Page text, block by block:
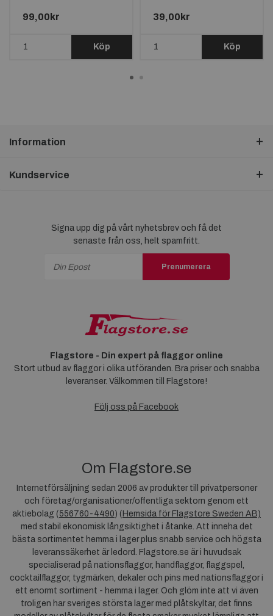
HANDFLAGGA
99,00kr
Köp
HANDFLAGGA
39,00kr
Köp
Information
Kundservice
Signa upp dig på vårt nyhetsbrev och få det
senaste från oss, helt spamfritt.
Prenumerera
Flagstore - Din expert på flaggor online
Stort utbud av flaggor i olika utföranden. Bra priser och snabba
leveranser. Välkommen till Flagstore!
Följ oss på Facebook
Om Flagstore.se
Internetförsäljning sedan 2006 av produkter till privatpersoner
och företag/organisationer/offentliga sektorn genom ett
aktiebolag (556760-4490) ( Hemsida för Flagstore Sweden AB)
med stabil ekonomisk långsiktighet i åtanke. Att inneha det
bästa sortimentet hemma i lager plus snabb service och högsta
leveranssäkerhet är ledord. Flagstore.se är i huvudsak
specialiserad på nationsflaggor, handflaggor, flaggspel,
cocktailflaggor, tygmärken, dekaler och pins med nationsflaggor i
ett enormt sortiment - hemma i lager. Och glöm inte att vi även
troligen har sveriges största lager med plåtskyltar, det finns